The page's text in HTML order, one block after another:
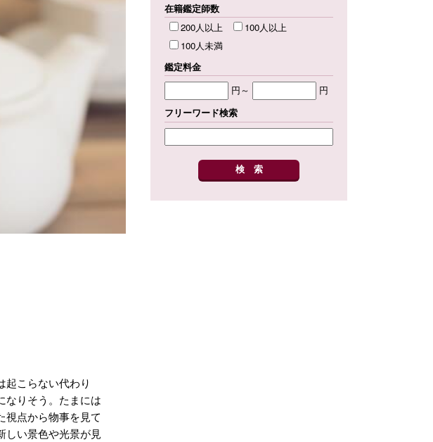
起こらない代わり
なりそう。たまには
視点から物事を見て
しい景色や光景が見
在籍鑑定師数
200人以上
100人以上
100人未満
鑑定料金
円～
円
フリーワード検索